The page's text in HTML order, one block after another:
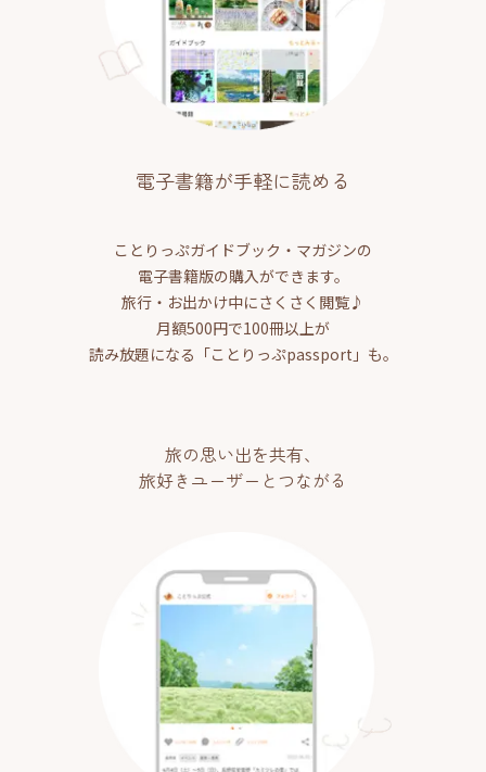
電子書籍が手軽に読める
ことりっぷガイドブック・マガジンの
電子書籍版の購入ができます。
旅行・お出かけ中にさくさく閲覧♪
月額500円で100冊以上が
読み放題になる「ことりっぷpassport」も。
旅の思い出を共有、
旅好きユーザーとつながる